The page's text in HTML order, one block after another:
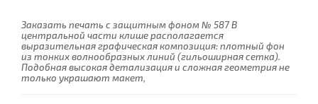
Заказать печать с защитным фоном № 587 В
центральной части клише располагается
выразительная графическая композиция: плотный фон
из тонких волнообразных линий (гильоширная сетка).
Подобная высокая детализация и сложная геометрия не
только украшают макет,